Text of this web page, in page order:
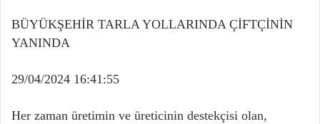
BÜYÜKŞEHİR TARLA YOLLARINDA ÇİFTÇİNİN
YANINDA
29/04/2024 16:41:55
Her zaman üretimin ve üreticinin destekçisi olan,